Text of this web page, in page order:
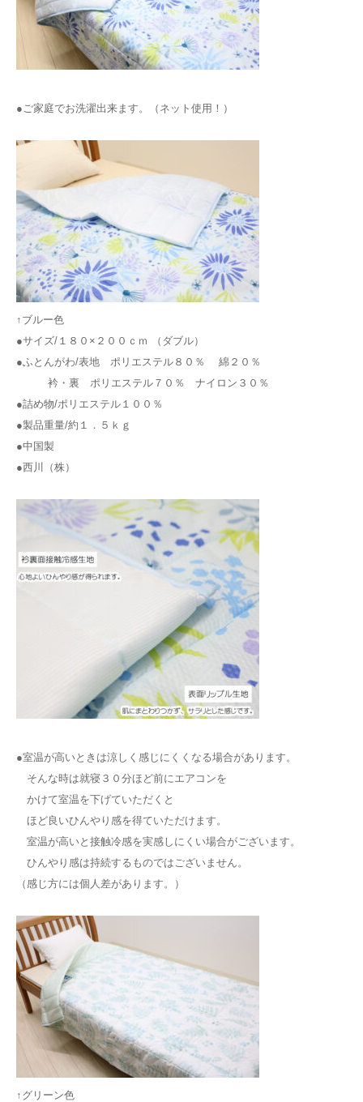
●ご家庭でお洗濯出来ます。（ネット使用！）
↑ブルー色
●サイズ/１８０×２００ｃｍ （ダブル）
●ふとんがわ/表地 ポリエステル８０％ 綿２０％
衿・裏 ポリエステル７０％ ナイロン３０％
●詰め物/ポリエステル１００％
●製品重量/約１．５ｋｇ
●中国製
●西川（株）
●室温が高いときは涼しく感じにくくなる場合があります。
そんな時は就寝３０分ほど前にエアコンを
かけて室温を下げていただくと
ほど良いひんやり感を得ていただけます。
室温が高いと接触冷感を実感しにくい場合がございます。
ひんやり感は持続するものではございません。
（感じ方には個人差があります。）
↑グリーン色